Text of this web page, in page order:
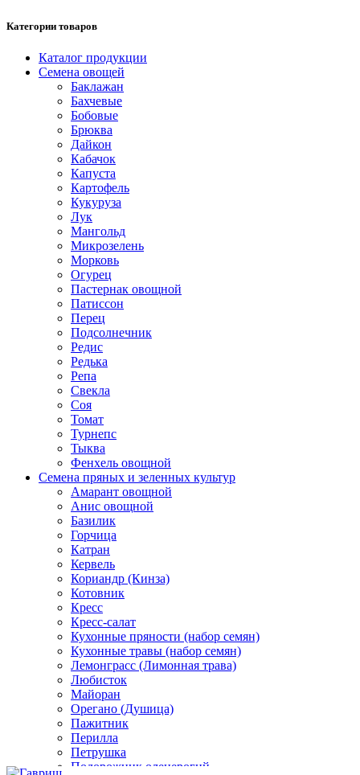
Категории товаров
Каталог продукции
Семена овощей
Баклажан
Бахчевые
Бобовые
Брюква
Дайкон
Кабачок
Капуста
Картофель
Кукуруза
Лук
Мангольд
Микрозелень
Морковь
Огурец
Пастернак овощной
Патиссон
Перец
Подсолнечник
Редис
Редька
Репа
Свекла
Соя
Томат
Турнепс
Тыква
Фенхель овощной
Семена пряных и зеленных культур
Амарант овощной
Анис овощной
Базилик
Горчица
Катран
Кервель
Кориандр (Кинза)
Котовник
Кресс
Кресс-салат
Кухонные пряности (набор семян)
Кухонные травы (набор семян)
Лемонграсс (Лимонная трава)
Любисток
Майоран
Орегано (Душица)
Пажитник
Перилла
Петрушка
Подорожник оленерогий